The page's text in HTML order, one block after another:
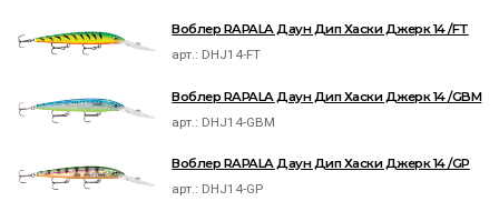
Воблер RAPALA Даун Дип Хаски Джерк 14 /FT
арт.: DHJ14-FT
Воблер RAPALA Даун Дип Хаски Джерк 14 /GBM
арт.: DHJ14-GBM
Воблер RAPALA Даун Дип Хаски Джерк 14 /GP
арт.: DHJ14-GP